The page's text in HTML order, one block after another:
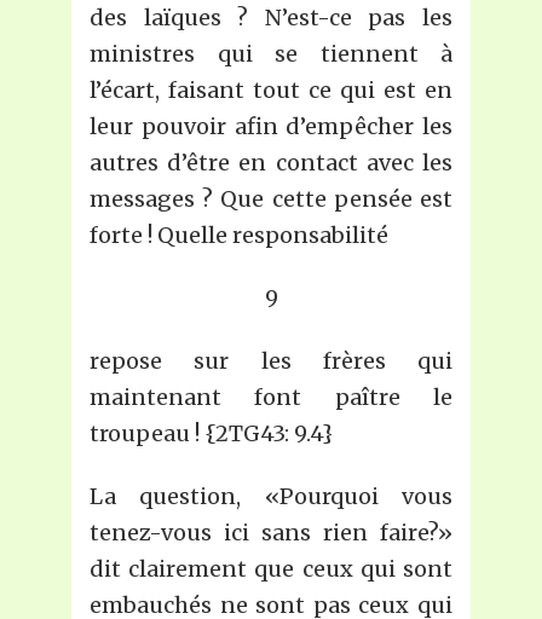
des laïques ? N’est-ce pas les
ministres qui se tiennent à
l’écart, faisant tout ce qui est en
leur pouvoir afin d’empêcher les
autres d’être en contact avec les
messages ? Que cette pensée est
forte ! Quelle responsabilité
9
repose sur les frères qui
maintenant font paître le
troupeau ! {2TG43: 9.4}
La question, «Pourquoi vous
tenez-vous ici sans rien faire?»
dit clairement que ceux qui sont
embauchés ne sont pas ceux qui